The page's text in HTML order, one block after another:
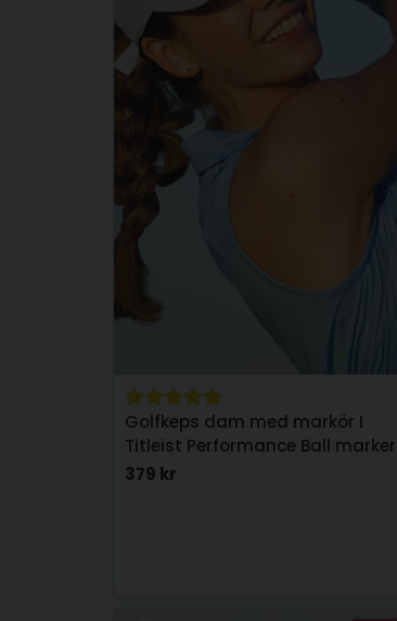
Golfkeps dam med markör I
Titleist Performance Ball marker
Vit
379 kr